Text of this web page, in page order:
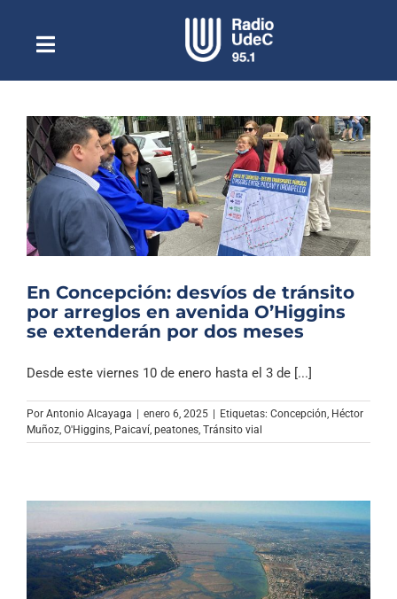
contenidoToggle
NavigationEscuchar Radio UdeC en vivo
Quiénes Somos
Programación
Podcast
Noticias
Columnas
Música Clásica
Especiales
Archivo Sonoro
En Concepción: desvíos de tránsito
por arreglos en avenida O’Higgins
se extenderán por dos meses
Desde este viernes 10 de enero hasta el 3 de [...]
Por Antonio Alcayaga | enero 6, 2025 | Etiquetas: Concepción Héctor
Muñoz O'Higgins Paicaví peatones Tránsito vial